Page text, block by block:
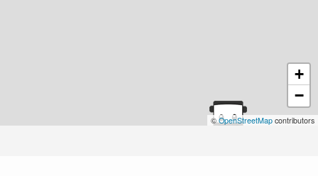
+
−
©OpenStreetMap contributors